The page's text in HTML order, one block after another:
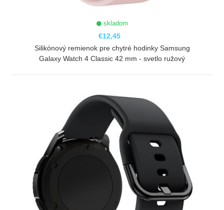
skladom
€12,45
Silikónový remienok pre chytré hodinky Samsung
Galaxy Watch 4 Classic 42 mm - svetlo ružový